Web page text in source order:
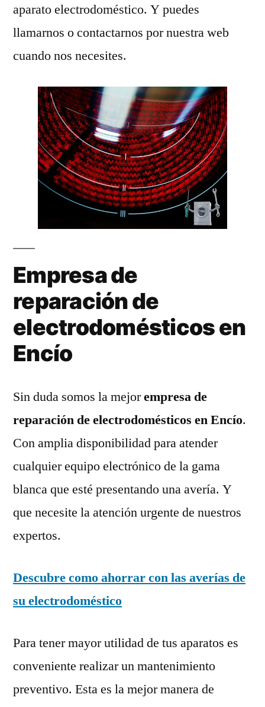
aparato electrodoméstico. Y puedes
llamarnos o contactarnos por nuestra web
cuando nos necesites.
Empresa de
reparación de
electrodomésticos en
Encío
Sin duda somos la mejorempresa de
reparación de electrodomésticos en Encío.
Con amplia disponibilidad para atender
cualquier equipo electrónico de la gama
blanca que esté presentando una avería. Y
que necesite la atención urgente de nuestros
expertos.
Descubre como ahorrar con las averías de
su electrodoméstico
Para tener mayor utilidad de tus aparatos es
conveniente realizar un mantenimiento
preventivo. Esta es la mejor manera de